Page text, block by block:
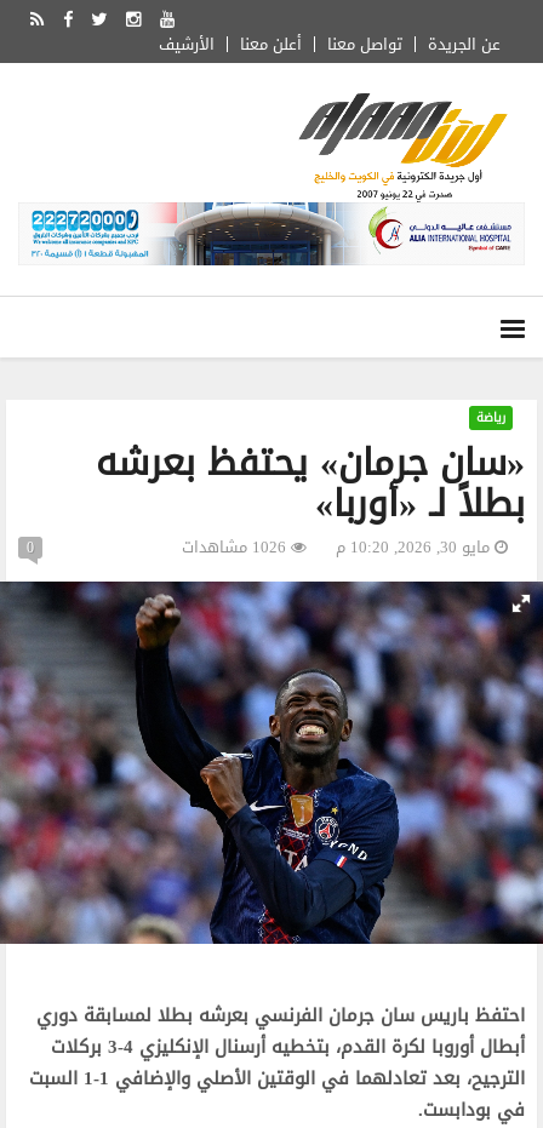
الأرشيف أعلن معنا تواصل معنا عن الجريدة
«سان جرمان» يحتفظ بعرشه
بطلاً لـ «أوربا»
رياضة
مايو 30, 2026, 10:20 م 0
‫احتفظ باريس سان جرمان الفرنسي بعرشه بطلا لمسابقة دوري
أبطال أوروبا لكرة القدم، بتخطيه أرسنال الإنكليزي 4-3 بركلات
الترجيح، بعد تعادلهما في الوقتين الأصلي والإضافي 1-1 السبت
في بودابست.‬